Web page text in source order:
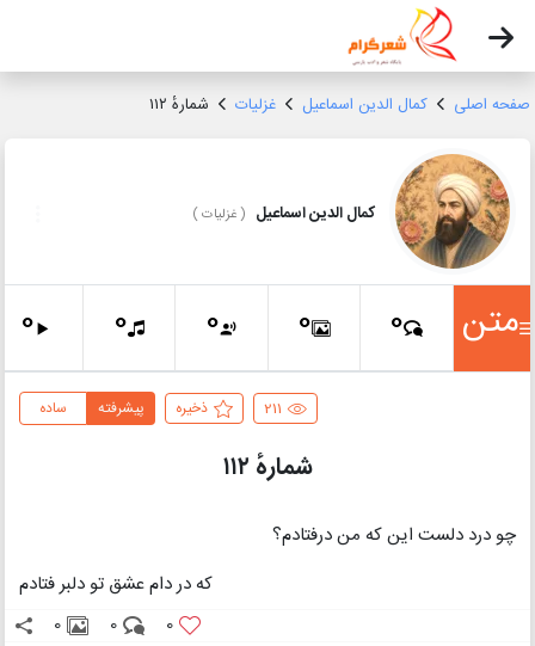
صفحه اصلی کمال الدین اسماعیل غزلیات شمارهٔ ۱۱۲
کمال الدین اسماعیل (غزلیات)
متن 0
0
0
0
0
211 ذخیره ساده پیشرفته
شمارهٔ ۱۱۲
چو درد دلست این که من درفتادم؟
که در دام عشق تو دلبر فتادم
0
0
0